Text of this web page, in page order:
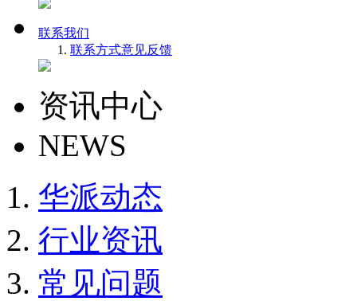
联系我们
联系方式意见反馈
资讯中心
NEWS
华派动态
行业资讯
常见问题